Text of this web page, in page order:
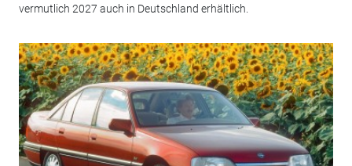
vermutlich 2027 auch in Deutschland erhältlich.